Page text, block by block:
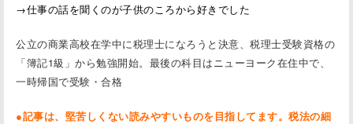
→仕事の話を聞くのが子供のころから好きでした
公立の商業高校在学中に税理士になろうと決意、税理士受験資格の
「簿記1級」から勉強開始。最後の科目はニューヨーク在住中で、
一時帰国で受験・合格
●記事は、堅苦しくない読みやすいものを目指してます。税法の細